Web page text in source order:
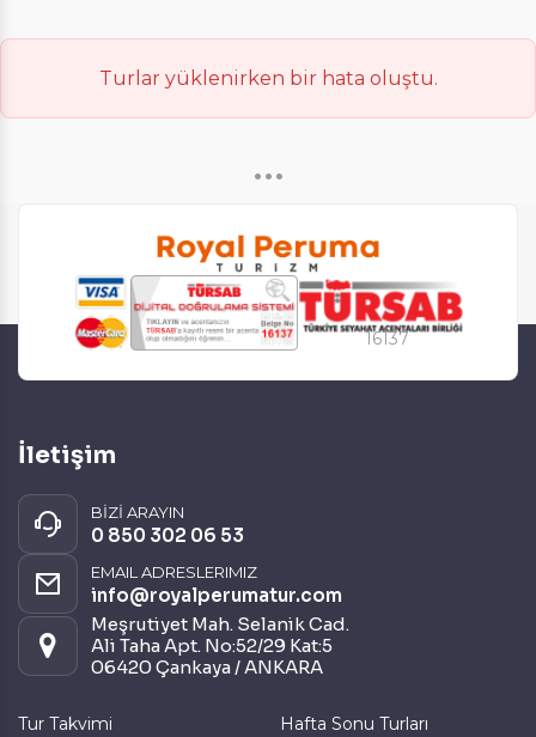
İstatistik Çerezleri
Ziyaretçilerin siteyi nasıl kullandığını anonim olarak
yardımcı olur.
Pazarlama Çerezleri
Size ve ilgi alanlarınıza uygun reklamlar göstermek
için kullanılır. Kapatırsanız reklamları görmeye devam
edersiniz, ancak daha az alakalı olabilirler.
Turlar yüklenirken bir hata oluştu.
•••
16137
İletişim
BİZİ ARAYIN
0 850 302 06 53
EMAIL ADRESLERIMIZ
info@royalperumatur.com
Meşrutiyet Mah. Selanik Cad.
Ali Taha Apt. No:52/29 Kat:5
06420 Çankaya / ANKARA
Tur Takvimi
Hafta Sonu Turları